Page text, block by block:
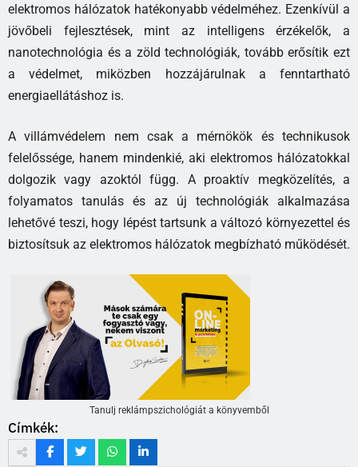
elektromos hálózatok hatékonyabb védelméhez. Ezenkívül a
jövőbeli fejlesztések, mint az intelligens érzékelők, a
nanotechnológia és a zöld technológiák, tovább erősítik ezt
a védelmet, miközben hozzájárulnak a fenntartható
energiaellátáshoz is.
A villámvédelem nem csak a mérnökök és technikusok
felelőssége, hanem mindenkié, aki elektromos hálózatokkal
dolgozik vagy azoktól függ. A proaktív megközelítés, a
folyamatos tanulás és az új technológiák alkalmazása
lehetővé teszi, hogy lépést tartsunk a változó környezettel és
biztosítsuk az elektromos hálózatok megbízható működését.
Tanulj reklámpszichológiát a könyvemből
Címkék: